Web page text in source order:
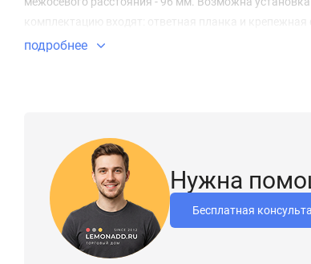
комплектацию входят: ответная планка и крепежная
подробнее
Нужна
Бесплатная